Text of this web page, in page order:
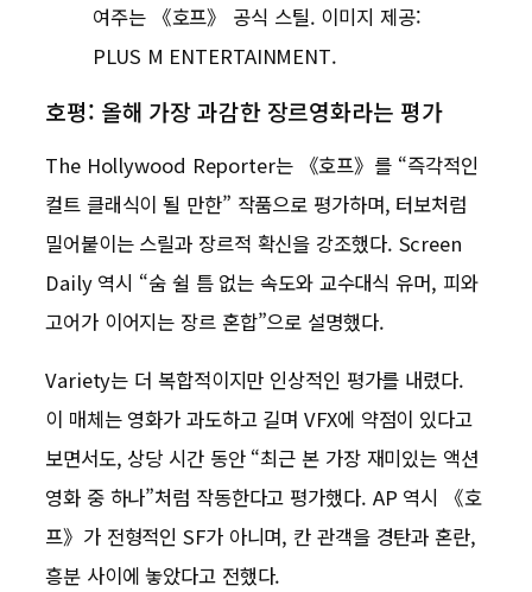
여주는 《호프》 공식 스틸. 이미지 제공:
PLUS M ENTERTAINMENT.
호평: 올해 가장 과감한 장르영화라는 평가
The Hollywood Reporter는 《호프》를 “즉각적인
컬트 클래식이 될 만한” 작품으로 평가하며, 터보처럼
밀어붙이는 스릴과 장르적 확신을 강조했다. Screen
Daily 역시 “숨 쉴 틈 없는 속도와 교수대식 유머, 피와
고어가 이어지는 장르 혼합”으로 설명했다.
Variety는 더 복합적이지만 인상적인 평가를 내렸다.
이 매체는 영화가 과도하고 길며 VFX에 약점이 있다고
보면서도, 상당 시간 동안 “최근 본 가장 재미있는 액션
영화 중 하나”처럼 작동한다고 평가했다. AP 역시 《호
프》가 전형적인 SF가 아니며, 칸 관객을 경탄과 혼란,
흥분 사이에 놓았다고 전했다.